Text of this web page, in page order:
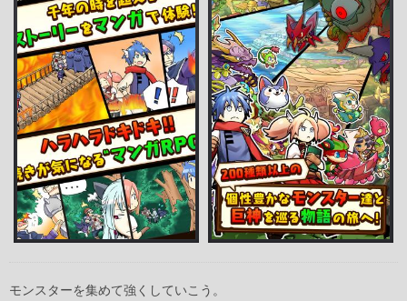
モンスターを集めて強くしていこう。